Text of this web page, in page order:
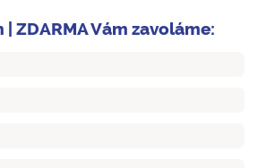
ZDARMA Vám zavoláme: